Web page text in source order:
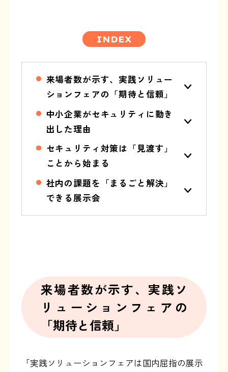
INDEX
来場者数が示す、実践ソリュー
ションフェアの「期待と信頼」
中小企業がセキュリティに動き
出した理由
セキュリティ対策は「見渡す」
ことから始まる
社内の課題を「まるごと解決」
できる展示会
来場者数が示す、実践ソ
リューションフェアの
「期待と信頼」
「実践ソリューションフェアは国内屈指の展示